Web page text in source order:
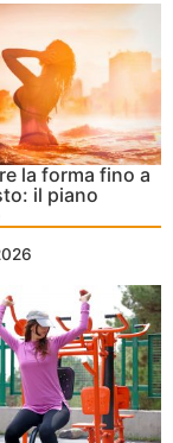
la forma fino a
il piano